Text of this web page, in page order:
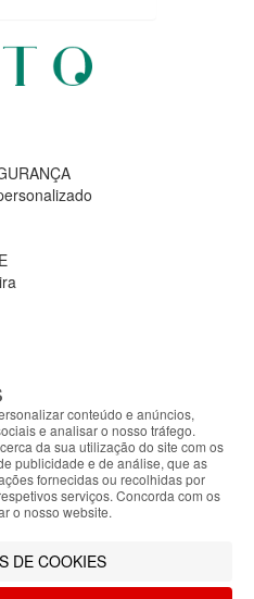
about your visit using
of the
your interests. By
you accept the use of
conteúdo e anúncios,
e analisar o nosso tráfego.
da sua utilização do site com os
publicidade e de análise, que as
fornecidas ou recolhidas por
serviços. Concorda com os
o nosso website.
DE COOKIES